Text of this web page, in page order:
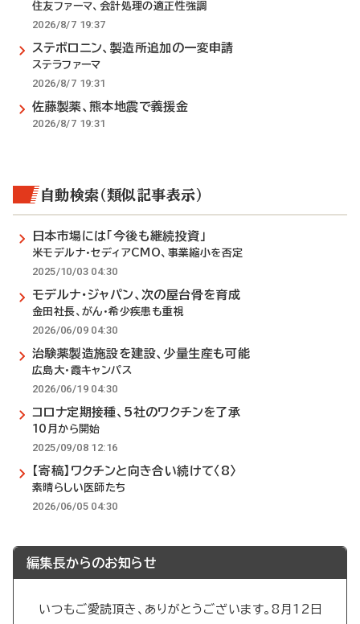
住友ファーマ、会計処理の適正性強調
2026/8/7 19:37
ステボロニン、製造所追加の一変申請
ステラファーマ
2026/8/7 19:31
佐藤製薬、熊本地震で義援金
2026/8/7 19:31
自動検索（類似記事表示）
日本市場には「今後も継続投資」
米モデルナ・セディアCMO、事業縮小を否定
2025/10/03 04:30
モデルナ・ジャパン、次の屋台骨を育成
金田社長、がん・希少疾患も重視
2026/06/09 04:30
治験薬製造施設を建設、少量生産も可能
広島大・霞キャンパス
2026/06/19 04:30
コロナ定期接種、5社のワクチンを了承
10月から開始
2025/09/08 12:16
【寄稿】ワクチンと向き合い続けて〈8〉
素晴らしい医師たち
2026/06/05 04:30
編集長からのお知らせ
いつもご愛読頂き、ありがとうございます。8月12日